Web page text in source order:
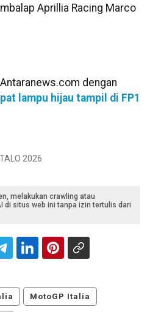
Aprillia Racing Marco
dengan
lampu hijau tampil di FP1
2026
melakukan crawling atau
di situs web ini tanpa izin tertulis dari
MotoGP Italia